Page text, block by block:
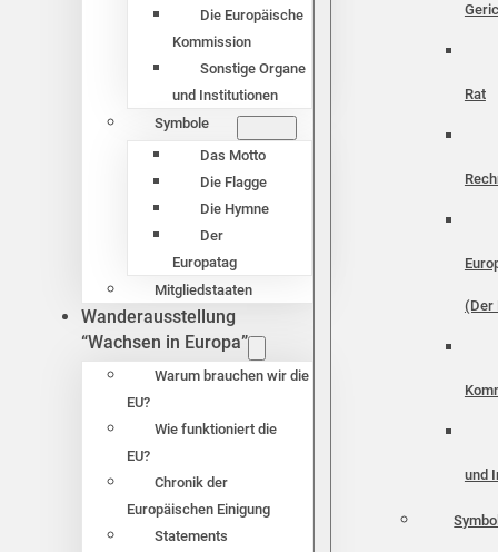
Die Europäische
Kommission
Sonstige Organe
und Institutionen
Symbole
Das Motto
Die Flagge
Die Hymne
Der
Europatag
Mitgliedstaaten
Wanderausstellung
“Wachsen in Europa”
Warum brauchen wir die
EU?
Wie funktioniert die
EU?
Chronik der
Europäischen Einigung
Statements
Rat
(Der
und